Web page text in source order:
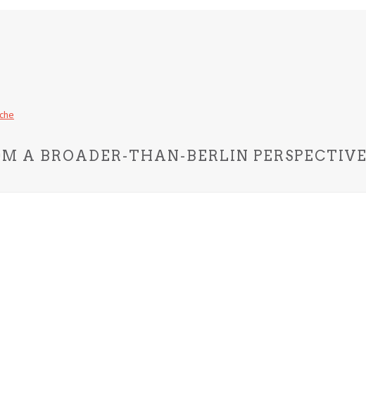
A BROADER-THAN-BERLIN PERSPECTIVE